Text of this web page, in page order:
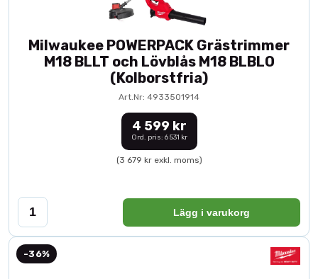
Milwaukee POWERPACK Grästrimmer
M18 BLLT och Lövblås M18 BLBLO
(Kolborstfria)
Art.Nr: 4933501914
4 599 kr
Ord. pris: 6 531 kr
(3 679 kr exkl. moms)
Lägg i varukorg
-36%